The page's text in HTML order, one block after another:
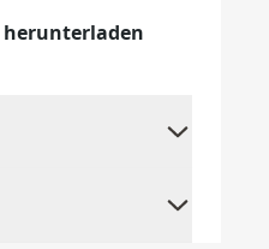
herunterladen